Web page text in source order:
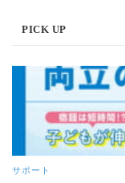
PICK UP
サポート